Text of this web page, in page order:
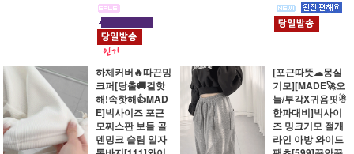
하체커버🔥따끈밍
크퍼[당출🚚겉핫
해!속핫해👍MAD
E]빅사이즈 포근
모찌스판 보들 골
덴밍크 슬림 일자
[포근따뜻☁몽실
기모][MADE🚀오
늘/부각X귀욤핏☃
한파대비]빅사이
즈 밍크기모 절개
라인 아방 와이드